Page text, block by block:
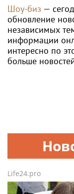
Шоу-биз —
обновление
независимых
информации
интересно по
больше
Life24.pro